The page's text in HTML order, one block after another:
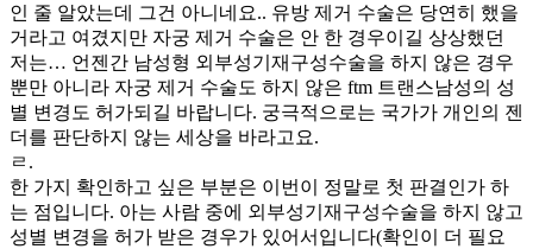
인 줄 알았는데 그건 아니네요.. 유방 제거 수술은 당연히 했을
거라고 여겼지만 자궁 제거 수술은 안 한 경우이길 상상했던
저는… 언젠간 남성형 외부성기재구성수술을 하지 않은 경우
뿐만 아니라 자궁 제거 수술도 하지 않은 ftm 트랜스남성의 성
별 변경도 허가되길 바랍니다. 궁극적으로는 국가가 개인의 젠
더를 판단하지 않는 세상을 바라고요.
ㄹ.
한 가지 확인하고 싶은 부분은 이번이 정말로 첫 판결인가 하
는 점입니다. 아는 사람 중에 외부성기재구성수술을 하지 않고
성별 변경을 허가 받은 경우가 있어서입니다(확인이 더 필요